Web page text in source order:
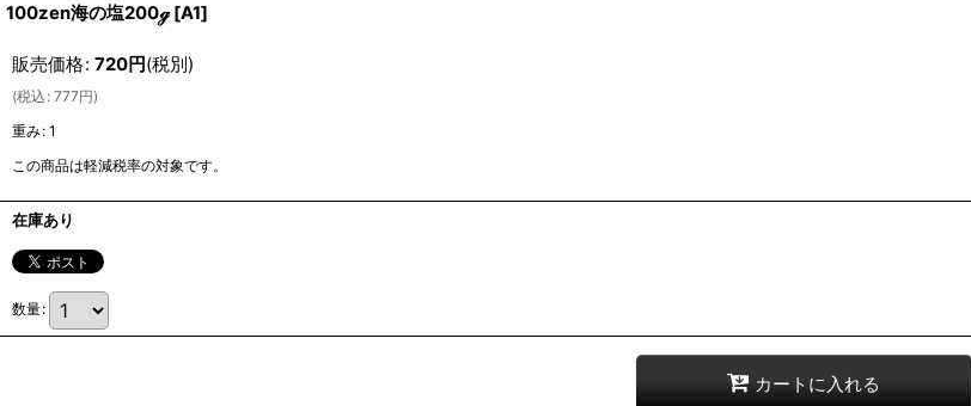
100zen海の塩200ℊ [A1]
販売価格: 720円(税別)
(税込 : 777円)
重み: 1
この商品は軽減税率の対象です。
在庫あり
数量:
カートに入れる